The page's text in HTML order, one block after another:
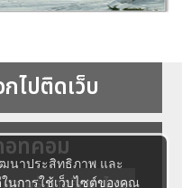
ฒนาประสิทธิภาพ และ
นการใช้เว็บไซต์ของคุณ
ไปติดเว็บ
ทคอม